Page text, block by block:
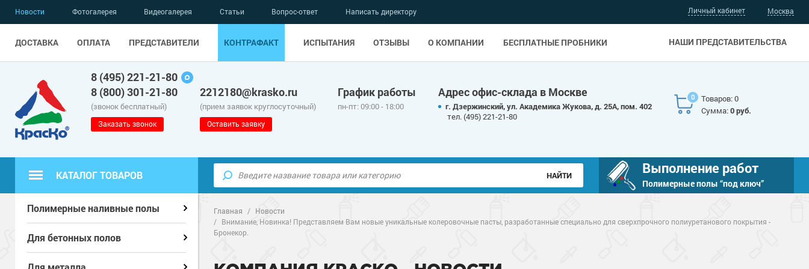
Личный кабинет
НАШИ ПРЕДСТАВИТЕЛЬСТВА
Новости Фотогалерея Видеогалерея Статьи Вопрос-ответ Написать директору
ДОСТАВКА ОПЛАТА ПРЕДСТАВИТЕЛИ КОНТРАФАКТ ИСПЫТАНИЯ ОТЗЫВЫ О КОМПАНИИ БЕСПЛАТНЫЕ ПРОБНИКИ
Москва
8 (495) 221-21-80
8 (800) 301-21-80
(звонок бесплатный)
Заказать звонок
2212180@krasko.ru
(прием заявок круглосуточный)
Оставить заявку
График работы
пн-пт: 09:00 - 18:00
Адрес офис-склада в Москве
г. Дзержинский, ул. Академика Жукова, д. 25А, пом. 402
тел. (495) 221-21-80
0
Товаров: 0
Сумма:0 руб.
КАТАЛОГ ТОВАРОВ Выполнение работ
Полимерные полы “под ключ”
Полимерные наливные полы Полиуретановые полы
Эпоксидные полы
Водно-эпоксидные наливные
Для бетонных полов Полиуретановые полы
Эпоксидные полы
Грунт-эмали по металлу
Главная / Новости
/ Внимание, Новинка! Представляем Вам новые уникальные колеровочные пасты, разработанные специально для сверхпрочного полиуретанового покрытия -
Бронекор.
Полимерные наливные полы Полиуретановые полы
Эпоксидные полы
Водно-эпоксидные наливные
Для бетонных полов Полиуретановые полы
Эпоксидные полы
Грунт-эмали по металлу